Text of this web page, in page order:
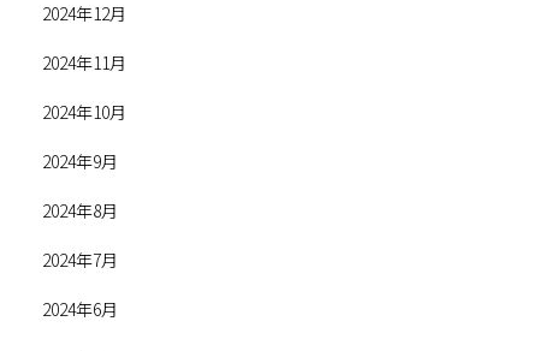
2024年12月
2024年11月
2024年10月
2024年9月
2024年8月
2024年7月
2024年6月